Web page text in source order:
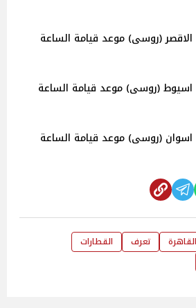
القاهرة الاقصر (روسى) موعد قيامة الساعة
القاهرة اسيوط (روسى) موعد قيامة الساعة
القاهرة اسوان (روسى) موعد قيامة الساعة
القاهرة تعرف
القطارات